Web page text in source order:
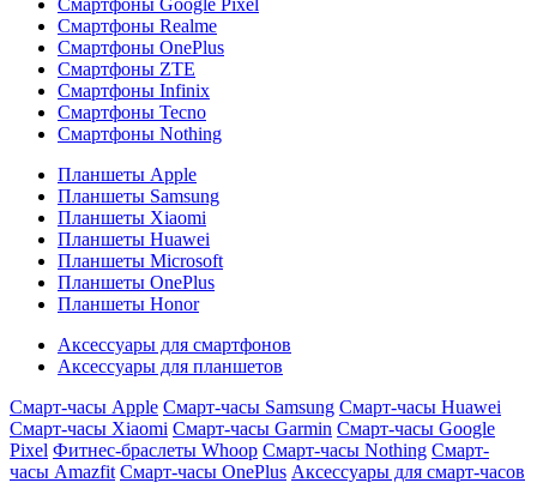
Смартфоны Google Pixel
Смартфоны Realme
Смартфоны OnePlus
Смартфоны ZTE
Смартфоны Infinix
Смартфоны Tecno
Смартфоны Nothing
Планшеты Apple
Планшеты Samsung
Планшеты Xiaomi
Планшеты Huawei
Планшеты Microsoft
Планшеты OnePlus
Планшеты Honor
Аксессуары для смартфонов
Аксессуары для планшетов
Смарт-часы Apple Смарт-часы Samsung Смарт-часы Huawei
Смарт-часы Xiaomi Смарт-часы Garmin Смарт-часы Google
Pixel Фитнес-браслеты Whoop Смарт-часы Nothing Смарт-
часы Amazfit Смарт-часы OnePlus Аксессуары для смарт-часов